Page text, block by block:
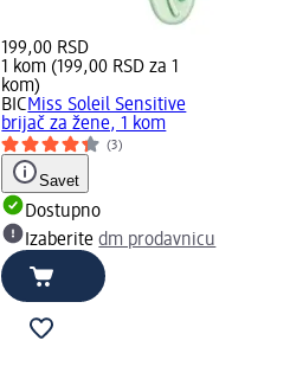
199,00 RSD
1 kom (199,00 RSD za 1
kom)
BICMiss Soleil Sensitive
brijač za žene, 1 kom
(3)
Savet
Dostupno
Izaberitedm prodavnicu